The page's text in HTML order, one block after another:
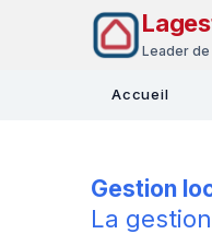
Leader de
Accueil
Gestion
La